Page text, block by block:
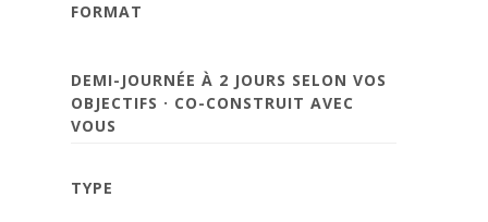
FORMAT
DEMI-JOURNÉE À 2 JOURS SELON VOS
OBJECTIFS · CO-CONSTRUIT AVEC
VOUS
TYPE